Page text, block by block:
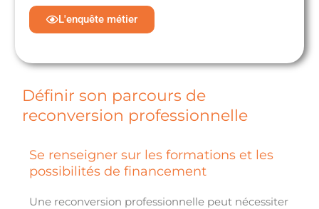
L'enquête métier
Définir son parcours de
reconversion professionnelle
Se renseigner sur les formations et les
possibilités de financement
Une reconversion professionnelle peut nécessiter